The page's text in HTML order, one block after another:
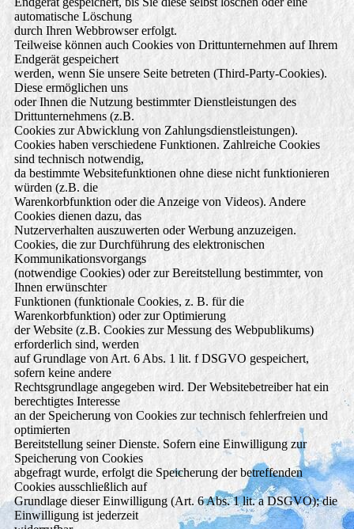
automatische Löschung
durch Ihren Webbrowser erfolgt.
Teilweise können auch Cookies von Drittunternehmen auf Ihrem
Endgerät gespeichert
werden, wenn Sie unsere Seite betreten (Third-Party-Cookies).
Diese ermöglichen uns
oder Ihnen die Nutzung bestimmter Dienstleistungen des
Drittunternehmens (z.B.
Cookies zur Abwicklung von Zahlungsdienstleistungen).
Cookies haben verschiedene Funktionen. Zahlreiche Cookies
sind technisch notwendig,
da bestimmte Websitefunktionen ohne diese nicht funktionieren
würden (z.B. die
Warenkorbfunktion oder die Anzeige von Videos). Andere
Cookies dienen dazu, das
Nutzerverhalten auszuwerten oder Werbung anzuzeigen.
Cookies, die zur Durchführung des elektronischen
Kommunikationsvorgangs
(notwendige Cookies) oder zur Bereitstellung bestimmter, von
Ihnen erwünschter
Funktionen (funktionale Cookies, z. B. für die
Warenkorbfunktion) oder zur Optimierung
der Website (z.B. Cookies zur Messung des Webpublikums)
erforderlich sind, werden
auf Grundlage von Art. 6 Abs. 1 lit. f DSGVO gespeichert,
sofern keine andere
Rechtsgrundlage angegeben wird. Der Websitebetreiber hat ein
berechtigtes Interesse
an der Speicherung von Cookies zur technisch fehlerfreien und
optimierten
Bereitstellung seiner Dienste. Sofern eine Einwilligung zur
Speicherung von Cookies
abgefragt wurde, erfolgt die Speicherung der betreffenden
Cookies ausschließlich auf
Grundlage dieser Einwilligung (Art. 6 Abs. 1 lit. a DSGVO); die
Einwilligung ist jederzeit